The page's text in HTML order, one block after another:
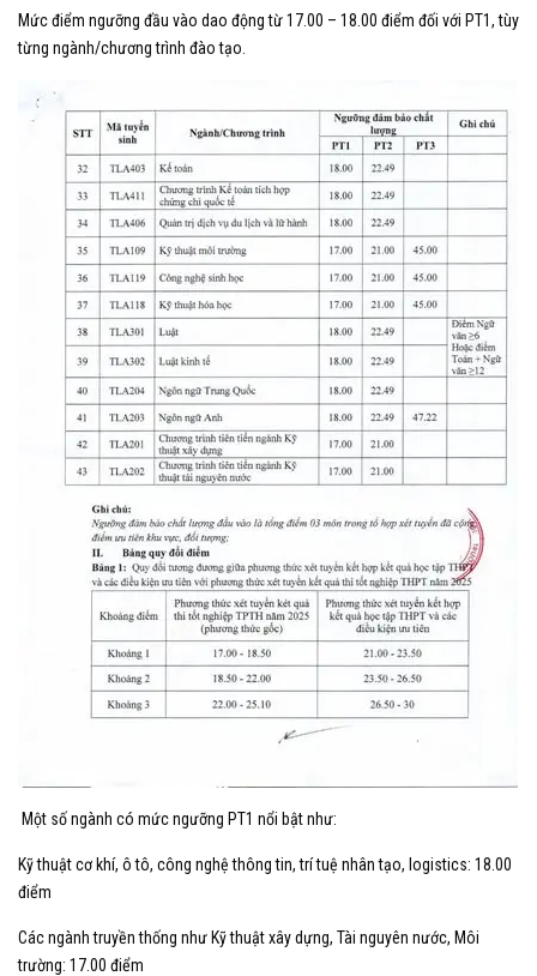
Mức điểm ngưỡng đầu vào dao động từ 17.00 – 18.00 điểm đối với PT1, tùy
từng ngành/chương trình đào tạo.
Một số ngành có mức ngưỡng PT1 nổi bật như:
Kỹ thuật cơ khí, ô tô, công nghệ thông tin, trí tuệ nhân tạo, logistics: 18.00
điểm
Các ngành truyền thống như Kỹ thuật xây dựng, Tài nguyên nước, Môi
trường: 17.00 điểm